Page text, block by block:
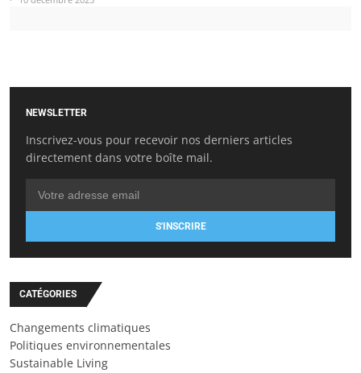
NEWSLETTER
Inscrivez-vous pour recevoir nos derniers articles
directement dans votre boîte mail.
S'INSCRIRE
CATÉGORIES
Changements climatiques
Politiques environnementales
Sustainable Living